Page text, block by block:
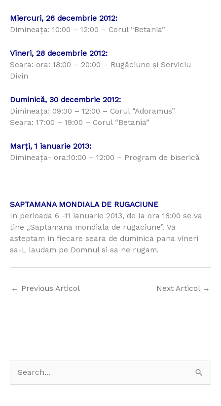
Miercuri, 26 decembrie 2012:
Dimineaţa: 10:00 – 12:00 – Corul “Betania”
Vineri, 28 decembrie 2012:
Seara: ora: 18:00 – 20:00 – Rugăciune şi Serviciu
Divin
Duminică, 30 decembrie 2012:
Dimineaţa: 09:30 – 12:00 – Corul “Adoramus”
Seara: 17:00 – 19:00 – Corul “Betania”
Marţi, 1 ianuarie 2013:
Dimineaţa- ora:10:00 – 12:00 – Program de biserică
SAPTAMANA MONDIALA DE RUGACIUNE
In perioada 6 -11 ianuarie 2013, de la ora 18:00 se va
tine „Saptamana mondiala de rugaciune”. Va
asteptam in fiecare seara de duminica pana vineri
sa-L laudam pe Domnul si sa ne rugam.
← Previous Articol Next Articol →